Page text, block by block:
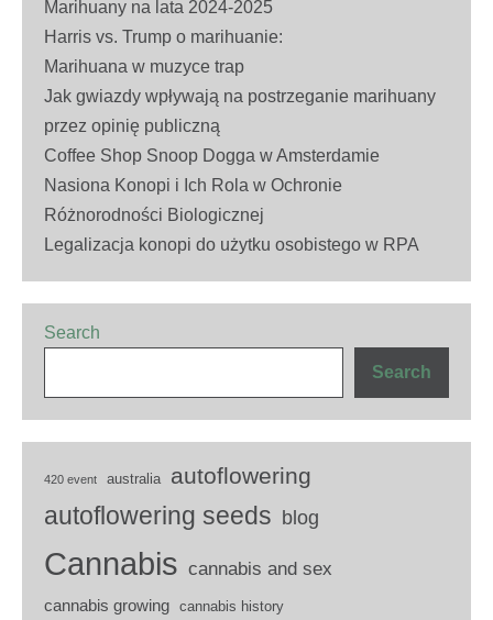
Marihuany na lata 2024-2025
Harris vs. Trump o marihuanie:
Marihuana w muzyce trap
Jak gwiazdy wpływają na postrzeganie marihuany
przez opinię publiczną
Coffee Shop Snoop Dogga w Amsterdamie
Nasiona Konopi i Ich Rola w Ochronie
Różnorodności Biologicznej
Legalizacja konopi do użytku osobistego w RPA
Search
Search
420 event australia autoflowering
autoflowering seeds blog
Cannabis cannabis and sex
cannabis growing cannabis history